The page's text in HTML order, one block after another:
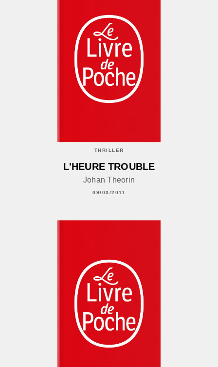
THRILLER
L'HEURE TROUBLE
Johan Theorin
09/03/2011